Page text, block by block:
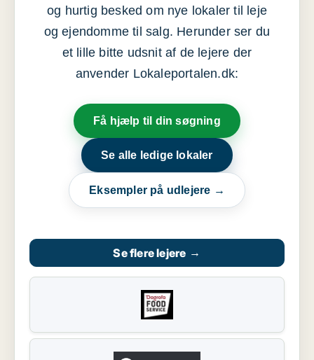
og hurtig besked om nye lokaler til leje
og ejendomme til salg. Herunder ser du
et lille bitte udsnit af de lejere der
anvender Lokaleportalen.dk:
Få hjælp til din søgning
Se alle ledige lokaler
Eksempler på udlejere →
Se flere lejere →